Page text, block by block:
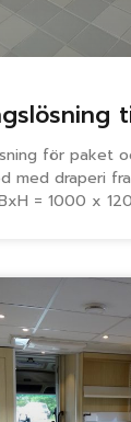
för paket
med draperi
= 1000 x